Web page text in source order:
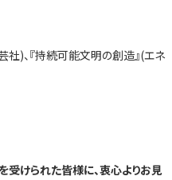
)、『持続可能文明の創造』(エネ
けられた皆様に、衷心よりお見